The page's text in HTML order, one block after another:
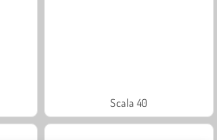
Scala 40